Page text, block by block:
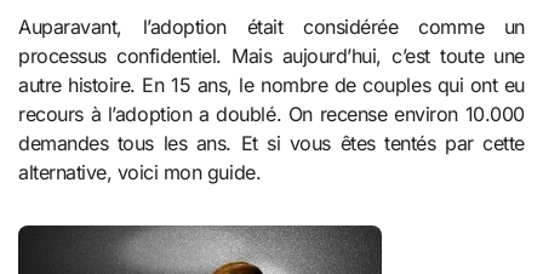
Auparavant, l’adoption était considérée comme un
processus confidentiel. Mais aujourd’hui, c’est toute une
autre histoire. En 15 ans, le nombre de couples qui ont eu
recours à l’adoption a doublé. On recense environ 10.000
demandes tous les ans. Et si vous êtes tentés par cette
alternative, voici mon guide.